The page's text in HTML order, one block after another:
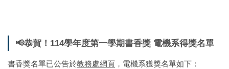
📢恭賀！114學年度第一學期書香獎 電機系得獎名單
書香獎名單已公告於教務處網頁 ，電機系獲獎名單如下：